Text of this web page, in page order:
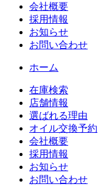
会社概要
採用情報
お知らせ
お問い合わせ
ホーム
在庫検索
店舗情報
選ばれる理由
オイル交換予約
会社概要
採用情報
お知らせ
お問い合わせ